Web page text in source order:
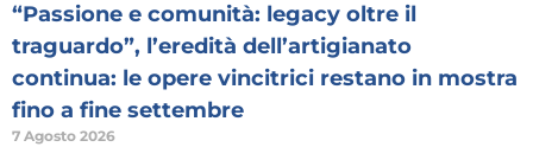
“Passione e comunità: legacy oltre il
traguardo”, l’eredità dell’artigianato
continua: le opere vincitrici restano in mostra
fino a fine settembre
7 Agosto 2026